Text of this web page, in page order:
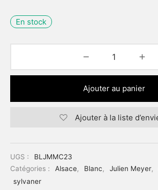
En stock
Ajouter au panier
Ajouter à la liste
UGS :
BLJMMC23
Catégories :
Alsace, Blanc, Julien Meyer,
sylvaner